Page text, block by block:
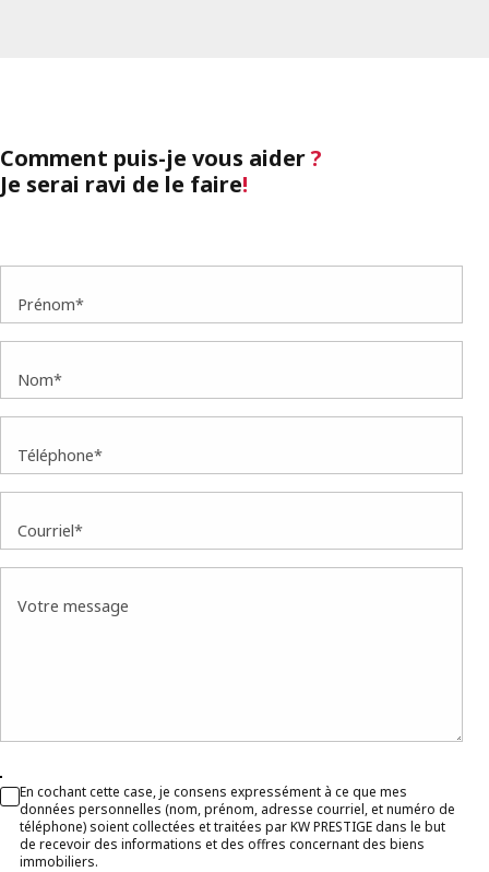
Comment puis-je vous aider?
Je serai ravi de le faire!
Prénom*
Nom*
Téléphone*
Courriel*
Votre message
En cochant cette case, je consens expressément à ce que mes
données personnelles (nom, prénom, adresse courriel, et numéro de
téléphone) soient collectées et traitées par KW PRESTIGE dans le but
de recevoir des informations et des offres concernant des biens
immobiliers.